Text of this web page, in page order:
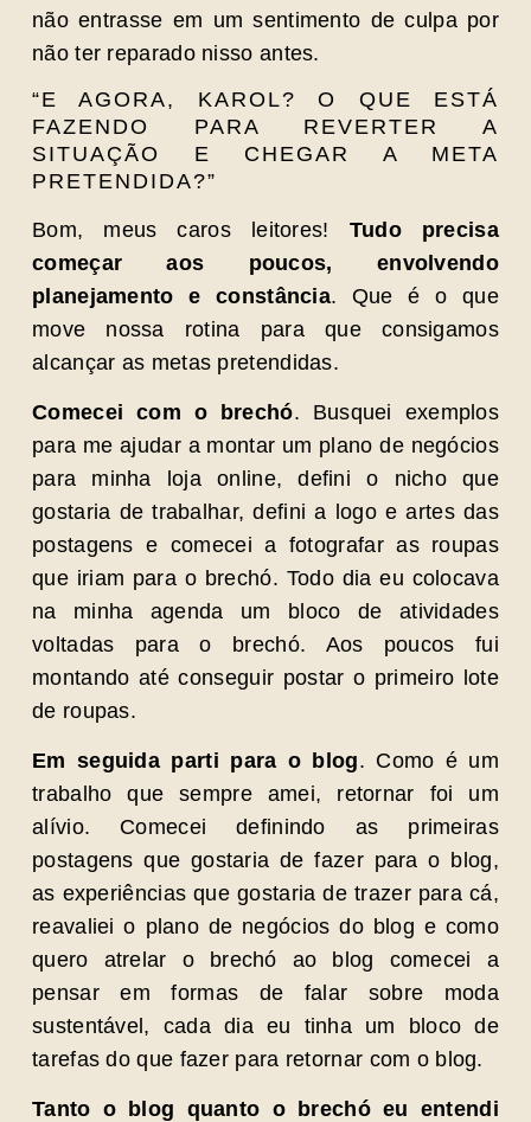
não entrasse em um sentimento de culpa por
não ter reparado nisso antes.
“E AGORA, KAROL? O QUE ESTÁ
FAZENDO PARA REVERTER A
SITUAÇÃO E CHEGAR A META
PRETENDIDA?”
Bom, meus caros leitores! Tudo precisa
começar aos poucos, envolvendo
planejamento e constância. Que é o que
move nossa rotina para que consigamos
alcançar as metas pretendidas.
Comecei com o brechó. Busquei exemplos
para me ajudar a montar um plano de negócios
para minha loja online, defini o nicho que
gostaria de trabalhar, defini a logo e artes das
postagens e comecei a fotografar as roupas
que iriam para o brechó. Todo dia eu colocava
na minha agenda um bloco de atividades
voltadas para o brechó. Aos poucos fui
montando até conseguir postar o primeiro lote
de roupas.
Em seguida parti para o blog. Como é um
trabalho que sempre amei, retornar foi um
alívio. Comecei definindo as primeiras
postagens que gostaria de fazer para o blog,
as experiências que gostaria de trazer para cá,
reavaliei o plano de negócios do blog e como
quero atrelar o brechó ao blog comecei a
pensar em formas de falar sobre moda
sustentável, cada dia eu tinha um bloco de
tarefas do que fazer para retornar com o blog.
Tanto o blog quanto o brechó eu entendi